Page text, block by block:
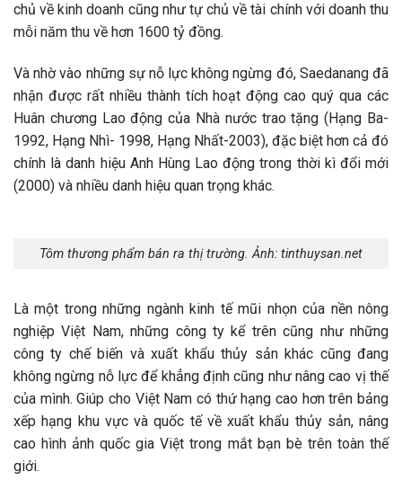
chủ về kinh doanh cũng như tự chủ về tài chính với doanh thu
mỗi năm thu về hơn 1600 tỷ đồng.
Và nhờ vào những sự nỗ lực không ngừng đó, Saedanang đã
nhận được rất nhiều thành tích hoạt động cao quý qua các
Huân chương Lao động của Nhà nước trao tặng (Hạng Ba-
1992, Hạng Nhì- 1998, Hạng Nhất-2003), đặc biệt hơn cả đó
chính là danh hiệu Anh Hùng Lao động trong thời kì đổi mới
(2000) và nhiều danh hiệu quan trọng khác.
Tôm thương phẩm bán ra thị trường. Ảnh: tinthuysan.net
Là một trong những ngành kinh tế mũi nhọn của nền nông
nghiệp Việt Nam, những công ty kể trên cũng như những
công ty chế biến và xuất khẩu thủy sản khác cũng đang
không ngừng nỗ lực để khẳng định cũng như nâng cao vị thế
của mình. Giúp cho Việt Nam có thứ hạng cao hơn trên bảng
xếp hạng khu vực và quốc tế về xuất khẩu thủy sản, nâng
cao hình ảnh quốc gia Việt trong mắt bạn bè trên toàn thế
giới.